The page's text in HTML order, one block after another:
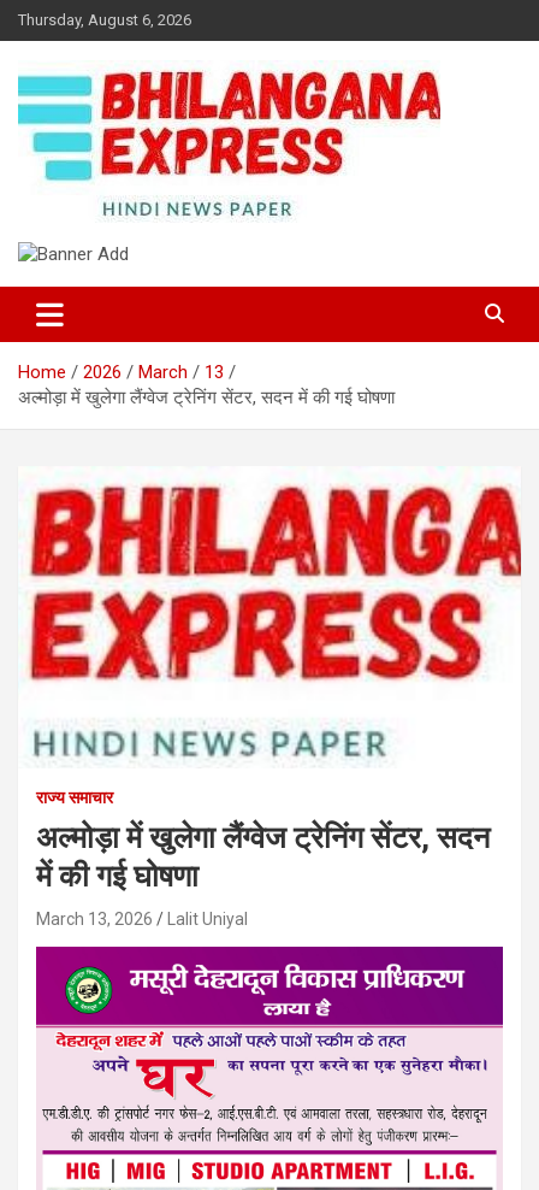
Skip
to
Thursday, August 6, 2026
Bhilangana Express
Home 2026 March
13
अल्मोड़ा में खुलेगा लैंग्वेज ट्रेनिंग सेंटर, सदन में की गई घोषणा
राज्य समाचार
अल्मोड़ा में खुलेगा लैंग्वेज ट्रेनिंग सेंटर, सदन
में की गई घोषणा
March 13, 2026 Lalit Uniyal